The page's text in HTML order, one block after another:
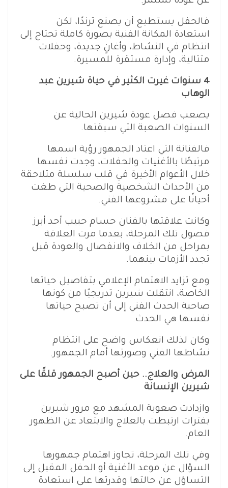
فالحفل يستطيع أن يصنع ترندًا، لكن
استعادة المكانة الفنية بصورة كاملة تحتاج إلى
انتظام في النشاط، وأغانٍ جديدة، وحفلات
متتالية، وإدارة مستقرة للمسيرة.
4 سنوات غيرت الكثير في حياة شيرين عبد
الوهاب
يصعب فصل عودة شيرين الحالية عن
السنوات الصعبة التي سبقتها.
فالفنانة التي اعتاد الجمهور رؤية اسمها
مرتبطًا بالأغنيات والحفلات، وجدت نفسها
خلال الأعوام الأخيرة في قلب سلسلة متلاحقة
من الأحداث الشخصية والصحية التي طغت
أحيانًا على مشروعها الفني.
وكانت علاقتها بالفنان حسام حبيب أحد أبرز
فصول تلك المرحلة، بعدما مرت العلاقة
بمراحل من الخلاف والانفصال والعودة قبل
تجدد الأزمات بينهما.
ومع تزايد الاهتمام الإعلامي بتفاصيل حياتها
الخاصة، انتقلت شيرين تدريجيًا من كونها
صاحبة الحدث الفني إلى أن تصبح حياتها
نفسها هي الحدث.
وكان لذلك انعكاس واضح على انتظام
نشاطها الفني وصورتها أمام الجمهور.
المرض والعلاج.. حين أصبح الجمهور قلقًا على
شيرين الإنسانة
وازدادت صعوبة المشهد مع مرور شيرين
بفترات ارتبطت بالعلاج والابتعاد عن الظهور
العام.
وفي تلك المرحلة، تجاوز اهتمام جمهورها
السؤال عن موعد الأغنية أو الحفل المقبل إلى
التساؤل عن حالتها وقدرتها على استعادة